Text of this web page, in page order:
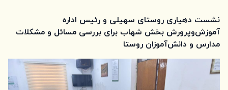
نشست دهیاری روستای سهیلی و رئیس اداره
آموزش‌وپرورش بخش شهاب برای بررسی مسائل و مشکلات
مدارس و دانش‌آموزان روستا